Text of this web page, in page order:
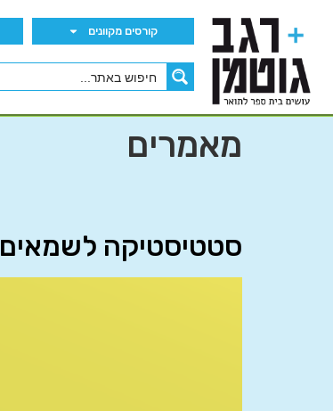
קורסים מקוונים
מאמרים
סטטיסטיקה לשמאים